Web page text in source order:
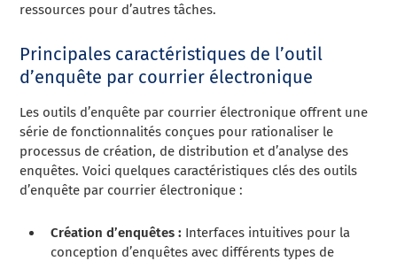
ressources pour d’autres tâches.
Principales caractéristiques de l’outil
d’enquête par courrier électronique
Les outils d’enquête par courrier électronique offrent une
série de fonctionnalités conçues pour rationaliser le
processus de création, de distribution et d’analyse des
enquêtes. Voici quelques caractéristiques clés des outils
d’enquête par courrier électronique :
Création d’enquêtes : Interfaces intuitives pour la
conception d’enquêtes avec différents types de